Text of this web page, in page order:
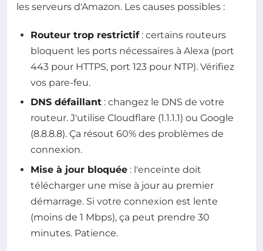
les serveurs d'Amazon. Les causes possibles :
Routeur trop restrictif: certains routeurs
bloquent les ports nécessaires à Alexa (port
443 pour HTTPS, port 123 pour NTP). Vérifiez
vos pare-feu.
DNS défaillant : changez le DNS de votre
routeur. J'utilise Cloudflare (1.1.1.1) ou Google
(8.8.8.8). Ça résout 60% des problèmes de
connexion.
Mise à jour bloquée : l'enceinte doit
télécharger une mise à jour au premier
démarrage. Si votre connexion est lente
(moins de 1 Mbps), ça peut prendre 30
minutes. Patience.